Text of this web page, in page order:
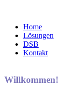
Home
Lösungen
DSB
Kontakt
Willkommen!